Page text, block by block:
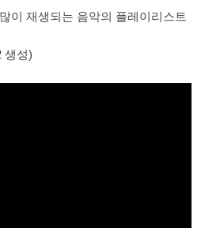
이 재생되는 음악의 플레이리스트
생성)